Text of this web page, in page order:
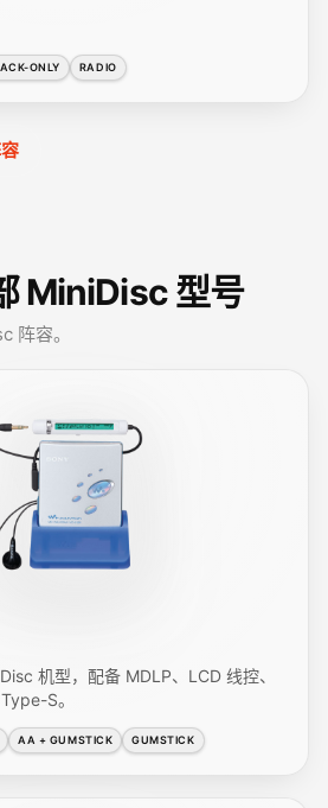
ONLY RADIO
MiniDisc 型号
阵容。
机型，配备 MDLP、LCD 线控、
S。
AA + GUMSTICK GUMSTICK